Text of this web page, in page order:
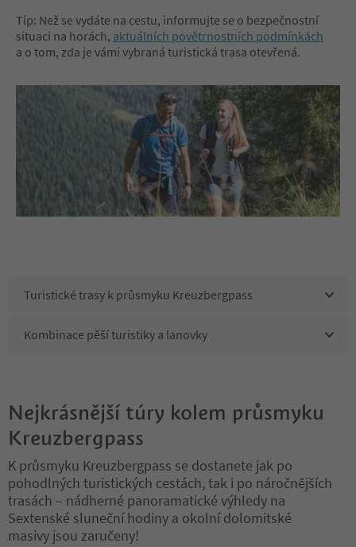
Tip: Než se vydáte na cestu, informujte se o bezpečnostní
situaci na horách, aktuálních povětrnostních podmínkách
a o tom, zda je vámi vybraná turistická trasa otevřená.
Turistické trasy k průsmyku Kreuzbergpass
Kombinace pěší turistiky a lanovky
Nejkrásnější túry kolem průsmyku
Kreuzbergpass
K průsmyku Kreuzbergpass se dostanete jak po
pohodlných turistických cestách, tak i po náročnějších
trasách – nádherné panoramatické výhledy na
Sextenské sluneční hodiny a okolní dolomitské
masivy jsou zaručeny!